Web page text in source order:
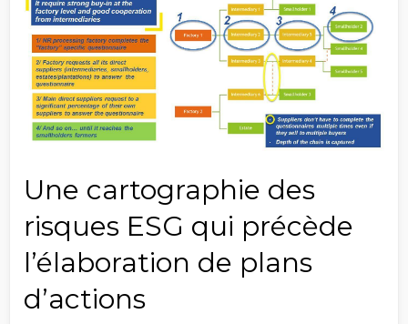
Une cartographie des
risques ESG qui précède
l’élaboration de plans
d’actions